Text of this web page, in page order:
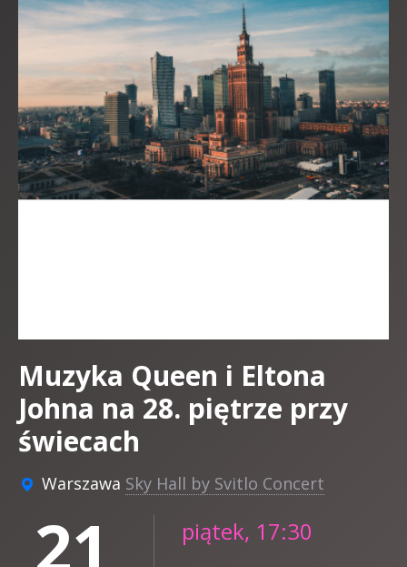
Muzyka Queen i Eltona
Johna na 28. piętrze przy
świecach
Warszawa Sky Hall by Svitlo Concert
21 piątek, 17:30